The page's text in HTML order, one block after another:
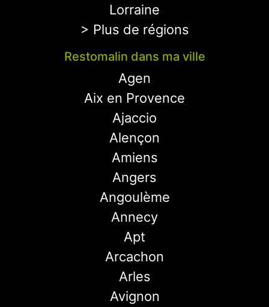
Lorraine
> Plus de régions
Restomalin dans ma ville
Agen
Aix en Provence
Ajaccio
Alençon
Amiens
Angers
Angoulème
Annecy
Apt
Arcachon
Arles
Avignon